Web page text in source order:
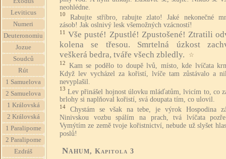
Leviticus
Numeri
Deuteronomiu
Jozue
Soudců
Rút
1 Samuelova
2 Samuelova
1 Královská
2 Královská
1 Paralipome
2 Paralipome
Ezdráš
neohlédne.
10
Rabujte stříbro, rabujte zlato! Jaké nekonečné
zásob! Jak oslnivý lesk všemožných vzácností!
11
Vše pusté! Zpustlé! Zpustošené! Ztratili
kolena se třesou. Smrtelná úzkost
veškerá bedra, tváře všech zbledly.
☆
12
Kam se podělo to doupě lvů, místo, kde lvíčata
Když lev vycházel za kořistí, lvíče tam zůstávalo a
nevyplašil.
13 Lev přinášel hojnost úlovku mláďatům, lvicím to, co
brlohy si naplňoval kořistí, svá doupata tím, co ulovil.
14
Chystám se však na tebe, je výrok Hospodina
Ninivskou vozbu spálím na prach, tvá lvíčata
Vymýtím ze země tvoje kořistnictví, nebude už slyšet
poslů!
Nahum, Kapitola 3